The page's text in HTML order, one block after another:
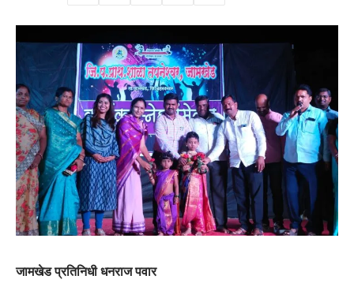
जामखेड प्रतिनिधी धनराज पवार